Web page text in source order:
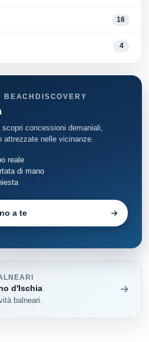
16
4
4
BEACHDISCOVERY
concessioni demaniali,
attrezzate nelle vicinanze.
reale
di mano
a te
d'Ischia
balneari.